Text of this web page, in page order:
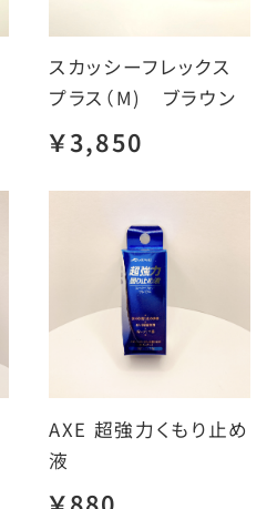
スカッシーフレックス
プラス（M) ブラウン
￥3,850
AXE 超強力くもり止め
液